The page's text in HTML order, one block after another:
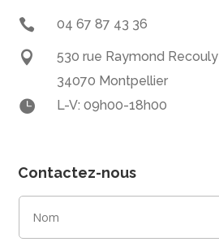
 04 67 87 43 36

530 rue Raymond Recouly
34070 Montpellier
 L-V: 09h00-18h00
Contactez-nous